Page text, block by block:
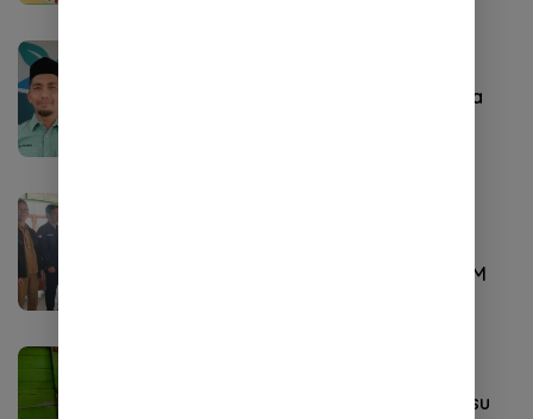
Aceh Besar Mulai Salurkan Dana
Salurkan BLT-DD kepada 20 KPM
Pj Kades Ampera Agara Tepis Isu